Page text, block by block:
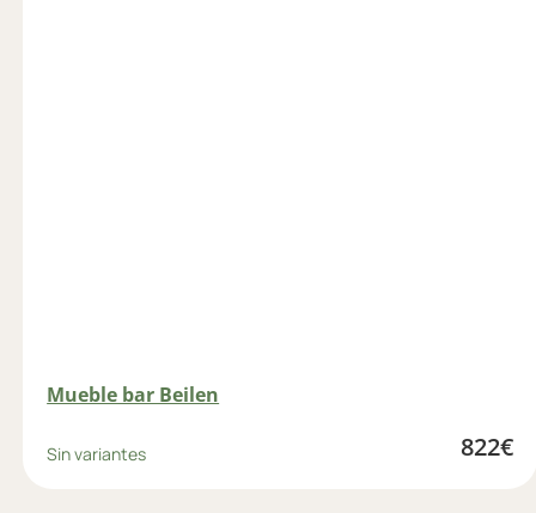
Mueble bar Beilen
Sin variantes 822€